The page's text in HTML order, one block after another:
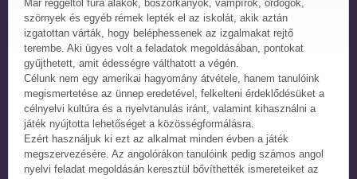
Már reggeltől fura alakok, boszorkányok, vámpírok, ördögök,
szörnyek és egyéb rémek lepték el az iskolát, akik aztán
izgatottan várták, hogy beléphessenek az izgalmakat rejtő
terembe. Aki ügyes volt a feladatok megoldásában, pontokat
gyűjthetett, amit édességre válthatott a végén.
Célunk nem egy amerikai hagyomány átvétele, hanem tanulóink
megismertetése az ünnep eredetével, felkelteni érdeklődésüket a
célnyelvi kultúra és a nyelvtanulás iránt, valamint kihasználni a
játék nyújtotta lehetőséget a közösségformálásra.
Ezért használjuk ki ezt az alkalmat minden évben a játék
megszervezésére. Az angolórákon tanulóink pedig számos angol
nyelvi feladat megoldásán keresztül bővíthették ismereteiket az